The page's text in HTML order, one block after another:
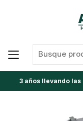
3 años llevando